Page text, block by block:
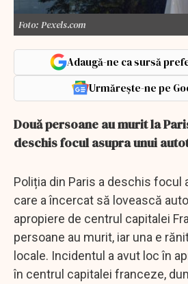
Foto: Pexels.com
Adaugă-ne ca sursă
Urmărește-ne pe
Două persoane au murit la
deschis focul asupra unui
Poliția din Paris a deschis focul
care a încercat să lovească
apropiere de centrul capitalei
persoane au murit, iar una e
locale. Incidentul a avut loc în
în centrul capitalei franceze,